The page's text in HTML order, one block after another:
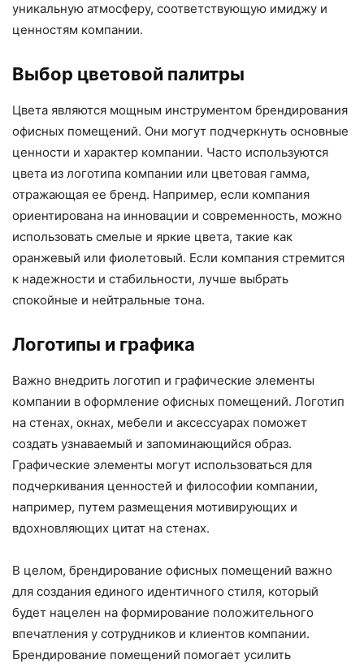
уникальную атмосферу, соответствующую имиджу и
ценностям компании.
Выбор цветовой палитры
Цвета являются мощным инструментом брендирования
офисных помещений. Они могут подчеркнуть основные
ценности и характер компании. Часто используются
цвета из логотипа компании или цветовая гамма,
отражающая ее бренд. Например, если компания
ориентирована на инновации и современность, можно
использовать смелые и яркие цвета, такие как
оранжевый или фиолетовый. Если компания стремится
к надежности и стабильности, лучше выбрать
спокойные и нейтральные тона.
Логотипы и графика
Важно внедрить логотип и графические элементы
компании в оформление офисных помещений. Логотип
на стенах, окнах, мебели и аксессуарах поможет
создать узнаваемый и запоминающийся образ.
Графические элементы могут использоваться для
подчеркивания ценностей и философии компании,
например, путем размещения мотивирующих и
вдохновляющих цитат на стенах.
В целом, брендирование офисных помещений важно
для создания единого идентичного стиля, который
будет нацелен на формирование положительного
впечатления у сотрудников и клиентов компании.
Брендирование помещений помогает усилить